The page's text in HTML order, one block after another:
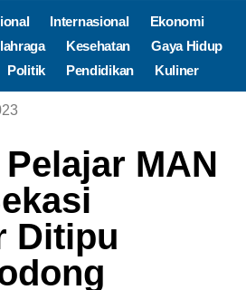
Internasional
Ekonomi
Kesehatan
Gaya Hidup
Politik Pendidikan Kuliner
MAN
Ditipu